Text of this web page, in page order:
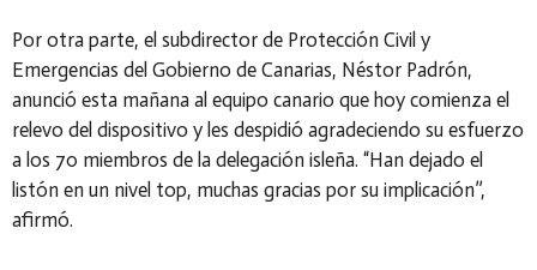
Por otra parte, el subdirector de Protección Civil y
Emergencias del Gobierno de Canarias, Néstor Padrón,
anunció esta mañana al equipo canario que hoy comienza el
relevo del dispositivo y les despidió agradeciendo su esfuerzo
a los 70 miembros de la delegación isleña. “Han dejado el
listón en un nivel top, muchas gracias por su implicación”,
afirmó.